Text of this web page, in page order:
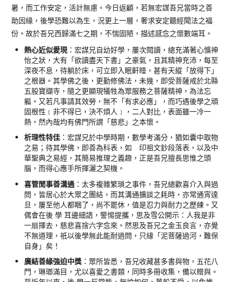
暑，而工作安定，活計無慮。今日返顧，若無宏謀吾兄當時之善
助因緣，後學恐難以為生，況更上一層，奢求安定聽經聞法之福
份。故於吾兄西歸滿七之期，不惴固陋，描述感念之懷數端耳。
熱心近似愛現 ：宏謀兄自幼好學，屢次閱讀，總充滿著心懭神
怡之狀，大有「欲讀盡天下書」之豪氣，且其精神充沛，每至
深夜不息，待躺於床，可立即入眠鼾睡，甚有天縱「放得下」
之根器。其學佛之後，更勤修佛法，未幾，即受菩薩戒於北縣
五股寶纈寺，隨之更顯現犠牲為眾服務之菩薩精神，為法忘
軀。又若凡事請其效勞，無不「有求必應」，而巧遇後學之頑
固根性﹝非不得已，決不煩人﹞，二人對比，表面雖一冷一
熱，然內哉均有佛門所謂「慈悲」之本懷。
析理性特佳 ：宏謀兄於中學時期，數學考滿分，猶如囊中取物
之易；待其學佛，即善為科表，如 印祖文鈔段落表，以及中
華聖典之易經，其簡易推理之義趣，正是吾兄擅長思惟之頭
腦，而得心應手所揮灑之契機。
喜管閒事善溝通 ：太多複雜繁瑣之事件，吾兄總歡喜介入與過
問，皆居心於大眾之團結，而其溝通擴談之耗時，亦常通宵達
旦，屢至他人都睏了，尚不罷休，值是忍力與耐力之歷練。又
偶會在後 學 耳邊細語，警惕提攜，思及雪公開示：人我是非
一扇揮去，慈悲喜捨六字念來。然思及吾兄之金玉良言，亦覺
不無道理，祇以後學無此能耐過問，只緣「泥菩薩過河，難保
自身」矣！
廣結善緣強迫中獎 ：眾所皆悉，吾兄收藏甚多書與物，五花八
門，琳瑯滿目，尤以喜愛之書類，同時多冊收集，備以贈與。